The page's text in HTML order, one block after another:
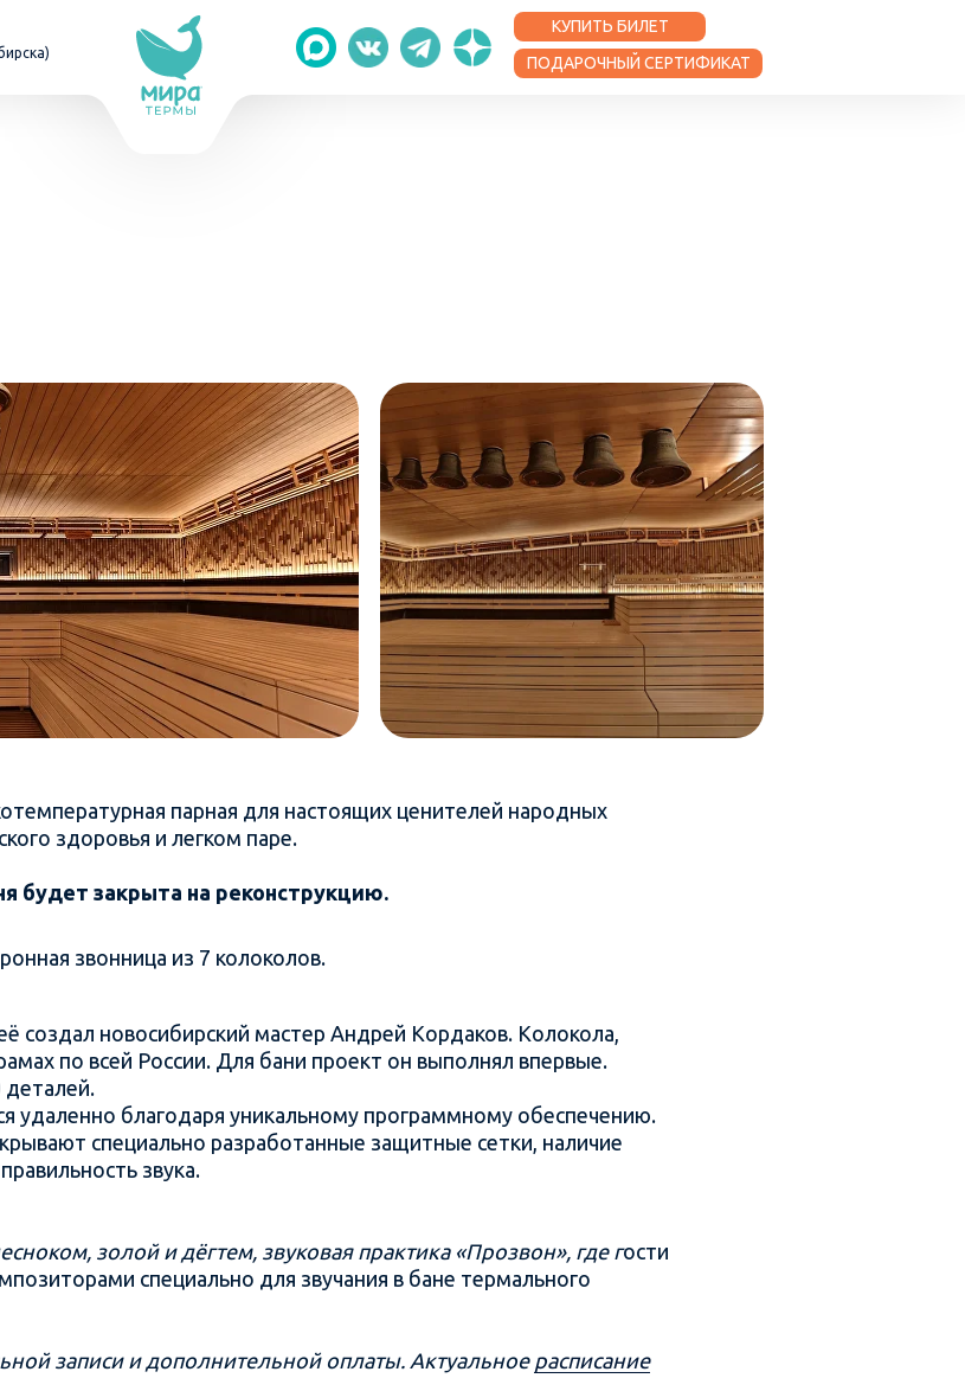
КУПИТЬ БИЛЕТ
ПОДАРОЧНЫЙ СЕРТИФИКАТ
звонница из 7 колоколов.
создал новосибирский мастер Андрей Кордаков. Колокола,
по всей России. Для бани проект он выполнял впервые.
деталей.
удаленно благодаря уникальному программному обеспечению.
специально разработанные защитные сетки, наличие
звука.
золой и дёгтем, звуковая практика «Прозвон», где гости
специально для звучания в бане термального
записи и дополнительной оплаты. Актуальное расписание
парная для настоящих ценителей народных
здоровья и легком паре.
будет закрыта на реконструкцию.